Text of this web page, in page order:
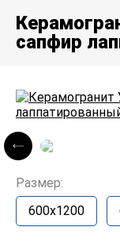
сапфир
Размер:
600x1200